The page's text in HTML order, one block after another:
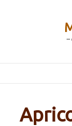
–
Navigation